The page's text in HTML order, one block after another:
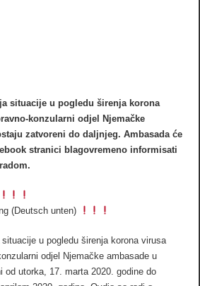
situacije u pogledu širenja korona
konzularni odjel Njemačke
zatvoreni do daljnjeg. Ambasada će
stranici blagovremeno informisati
(Deutsch unten)
u pogledu širenja korona virusa
odjel Njemačke ambasade u
od utorka, 17. marta 2020. godine do